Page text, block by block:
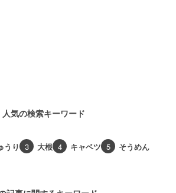
人気の検索キーワード
うり 3 大根 4 キャベツ 5 そうめん